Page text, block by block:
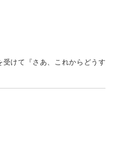
けて『さあ、これからどうす